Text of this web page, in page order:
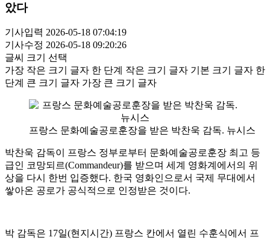
았다
기사입력 2026-05-18 07:04:19
기사수정 2026-05-18 09:20:26
글씨 크기 선택
가장 작은 크기 글자 한 단계 작은 크기 글자 기본 크기 글자 한
단계 큰 크기 글자 가장 큰 크기 글자
프랑스 문화예술공로훈장을 받은 박찬욱 감독. 뉴시스
박찬욱 감독이 프랑스 정부로부터 문화예술공로훈장 최고 등
급인 코망되르(Commandeur)를 받으며 세계 영화계에서의 위
상을 다시 한번 입증했다. 한국 영화인으로서 국제 무대에서
쌓아온 공로가 공식적으로 인정받은 것이다.
박 감독은 17일(현지시간) 프랑스 칸에서 열린 수훈식에서 프